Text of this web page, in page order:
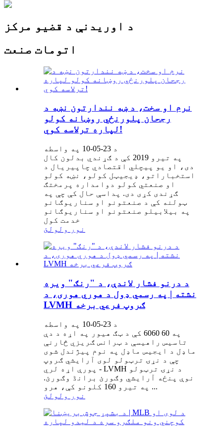
د اوریدنې د قضیو مرکز
اتومات صنعت
نرم او سخت، د ښه نندارتون نښه د
رجحان پلورنځي روښانه کولو
لپاره ترلاسه کوي!
د 23-05-10 په واسطه
په تیرو 2019 کې د ګړندي بدلون کال
دی، او یو پیچلي اقتصادي چاپیریال د
استخباراتو، ډیجیټل کولو، نښه کولو
او صنعتي کولو دوامداره پرمختګ
ګړندی کړی دی. پداسې حال کې چې په
ټولنه کې د صنعتونو او سناریوګانو
په بیلابیلو صنعتونو او سناریوګانو
خدمت کول
نور ولولئ
د درنو فشار لاندې، د "رنګ" ویره
نشته | په رسمي ډول د هوري هوری، د
LVMH ګروپ فرعي برخه
د 23-05-10 په واسطه
په 60 6060 کې د ټګ هیور په اړه د دې
تاسیس راهیسې د ټرانس ګریزي څارنې
ماډل د ایجیس ماډل په نوم پیژندل شوی
چې د نړۍ ترټولو لوی آرایشي ګروپ
پورې اړه لري - LVMH د نړۍ ترټولو
نوې پنځه آرایشي وګورئ برانڈ وګورئ.
په تیرو 160 کلونو کې، هرو ...
نور ولولئ